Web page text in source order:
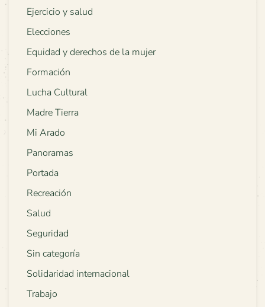
Ejercicio y salud
Elecciones
Equidad y derechos de la mujer
Formación
Lucha Cultural
Madre Tierra
Mi Arado
Panoramas
Portada
Recreación
Salud
Seguridad
Sin categoría
Solidaridad internacional
Trabajo